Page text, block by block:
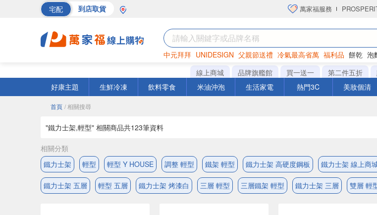
宅配 到店取貨 萬家福服務
中元拜拜 UNIDESIGN 父親節送禮 冷氣最高省萬 福利品 餅乾 泡
罐頭 海苔 洋芋片
線上商城 品牌旗艦館 買一送一 第二件五折
好康主題
生鮮冷凍 飲料零食 米油沖泡 生活家電 熱門3C 美妝個清
首頁 / 相關搜尋
"鐵力士架,輕型" 相關商品共123筆資料
相關分類
鐵力士架
輕型 輕型 Y HOUSE 調整 輕型 鐵架 輕型 鐵力士架 高硬度鋼板 鐵力士架 線上商
鐵力士架 五層 輕型 五層 鐵力士架 烤漆白 三層 輕型 三層鐵架 輕型 鐵力士架 三層 雙層 輕